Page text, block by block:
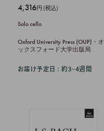
販
価
格
4,316円 (税込)
Solo cello
Oxford University Press (OUP)・オ
ックスフォード大学出版局
お届け予定日 : 約3~4週間